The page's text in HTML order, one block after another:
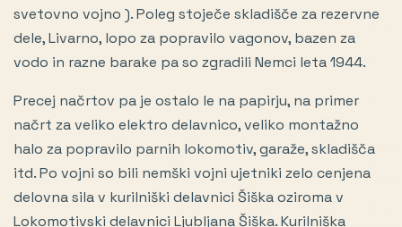
svetovno vojno ). Poleg stoječe skladišče za rezervne
dele, Livarno, lopo za popravilo vagonov, bazen za
vodo in razne barake pa so zgradili Nemci leta 1944.
Precej načrtov pa je ostalo le na papirju, na primer
načrt za veliko elektro delavnico, veliko montažno
halo za popravilo parnih lokomotiv, garaže, skladišča
itd. Po vojni so bili nemški vojni ujetniki zelo cenjena
delovna sila v kurilniški delavnici Šiška oziroma v
Lokomotivski delavnici Ljubljana Šiška. Kurilniška